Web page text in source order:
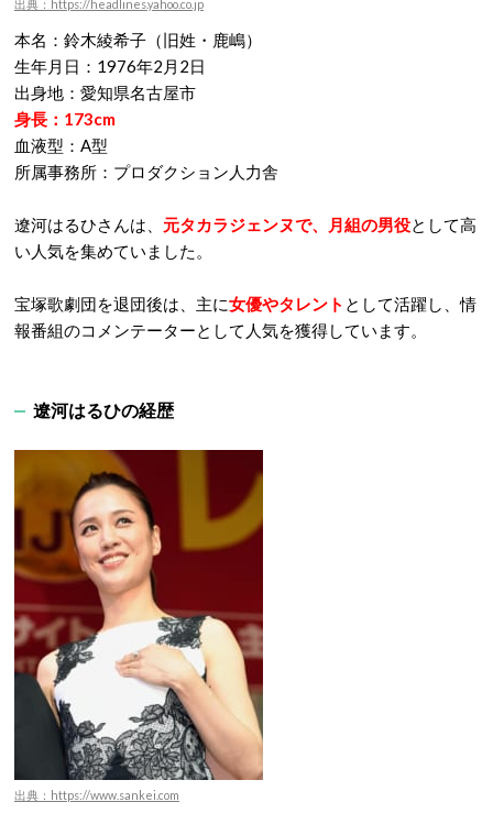
出典：https://headlines.yahoo.co.jp
本名：鈴木綾希子（旧姓・鹿嶋）
生年月日：1976年2月2日
出身地：愛知県名古屋市
身長：173cm
血液型：A型
所属事務所：プロダクション人力舎
遼河はるひさんは、 元タカラジェンヌで、月組の男役として高
い人気を集めていました。
宝塚歌劇団を退団後は、主に女優やタレント として活躍し、情
報番組のコメンテーターとして人気を獲得しています。
遼河はるひの経歴
出典：https://www.sankei.com